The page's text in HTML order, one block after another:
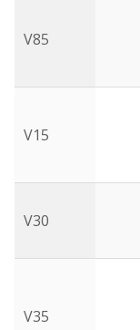
V85
V15
V30
V35